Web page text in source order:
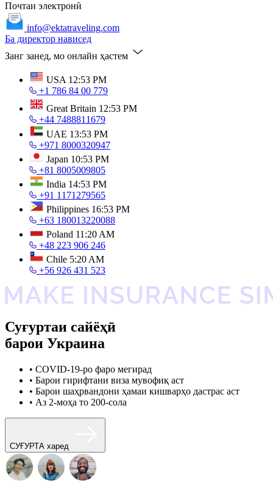
Почтаи электронӣ
info@ektatraveling.com
Ба директор нависед
Занг занед, мо онлайн ҳастем
USA 12:53 PM
+1 786 84 00 779
Great Britain 12:53 PM
+44 7488811679
UAE 13:53 PM
+971 8000320947
Japan 10:53 PM
+81 8005009805
India 14:53 PM
+91 1171279565
Philippines 16:53 PM
+63 180013220088
Poland 11:20 AM
+48 223 906 246
Chile 5:20 AM
+56 926 431 523
Суғуртаи сайёҳӣ
барои Украина
• COVID-19-ро фаро мегирад
• Барои гирифтани виза мувофиқ аст
• Барои шаҳрвандони ҳамаи кишварҳо дастрас аст
• Аз 2-моҳа то 200-сола
СУҒУРТА харед